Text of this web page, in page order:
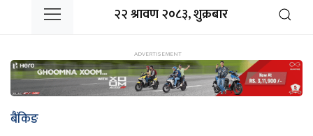
२२ श्रावण २०८३, शुक्रबार
बैंकिङ